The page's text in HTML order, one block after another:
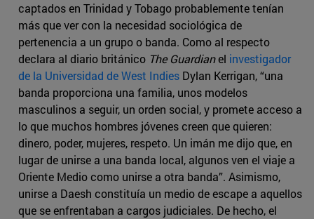
captados en Trinidad y Tobago probablemente tenían
más que ver con la necesidad sociológica de
pertenencia a un grupo o banda. Como al respecto
declara al diario británico The Guardianel investigador
de la Universidad de West Indies Dylan Kerrigan, “una
banda proporciona una familia, unos modelos
masculinos a seguir, un orden social, y promete acceso a
lo que muchos hombres jóvenes creen que quieren:
dinero, poder, mujeres, respeto. Un imán me dijo que, en
lugar de unirse a una banda local, algunos ven el viaje a
Oriente Medio como unirse a otra banda”. Asimismo,
unirse a Daesh constituía un medio de escape a aquellos
que se enfrentaban a cargos judiciales. De hecho, el